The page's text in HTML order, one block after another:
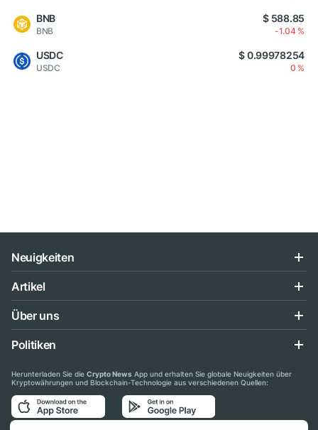
BNB
BNB
$ 588.85
-1.04 %
USDC
USDC
$ 0.99978254
0 %
Neuigkeiten
Artikel
Über uns
Politiken
Herunterladen Sie die Crypto News App und erhalten Sie globale Neuigkeiten über
Kryptowährungen und Blockchain-Technologie aus verschiedenen Quellen: